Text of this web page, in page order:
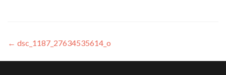
← dsc_1187_27634535614_o